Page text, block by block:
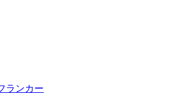
ランカー